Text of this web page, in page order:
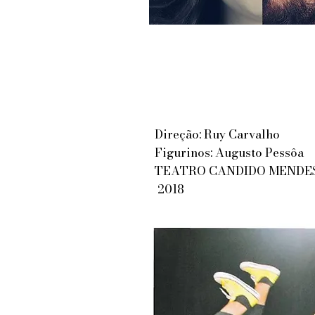
Direção: Ruy Carvalho
Figurinos: Augusto Pessôa
TEATRO CANDIDO
2018